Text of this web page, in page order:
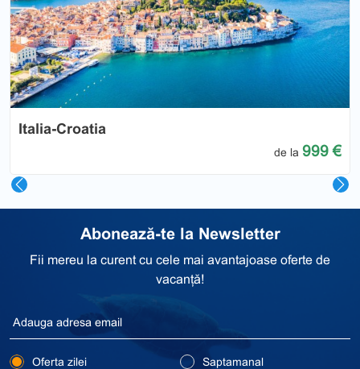
Italia-Croatia
de la 999 €
Previous
Abonează-te la Newsletter
Fii mereu la curent cu cele mai avantajoase oferte de
vacanță!
Oferta zilei Saptamanal